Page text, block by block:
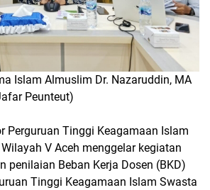
Islam Almuslim Dr. Nazaruddin, MA
Peunteut)
Perguruan Tinggi Keagamaan Islam
V Aceh menggelar kegiatan
penilaian Beban Kerja Dosen (BKD)
Tinggi Keagamaan Islam Swasta